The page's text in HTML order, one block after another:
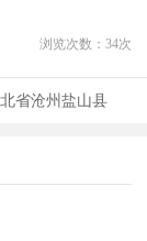
浏览次数： 34次
省沧州盐山县